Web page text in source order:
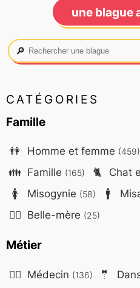
une blague
🔎
CATÉGORIES
Famille
👫 Homme et femme (459)
👪 Famille (165) 🐈 Chat
🚺 Misogynie (58) 🚹
🤷‍♀️ Belle-mère (25)
Métier
👨‍⚕️ Médecin (136) 🤵